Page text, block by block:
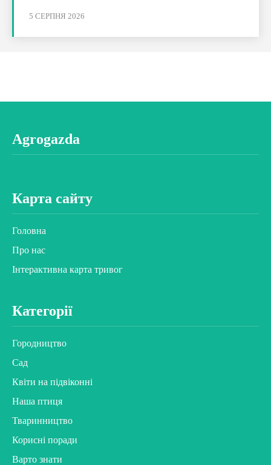
5 СЕРПНЯ 2026
Agrogazda
Карта сайту
Головна
Про нас
Інтерактивна карта тривог
Категорії
Городництво
Сад
Квіти на підвіконні
Наша птиця
Тваринництво
Корисні поради
Варто знати